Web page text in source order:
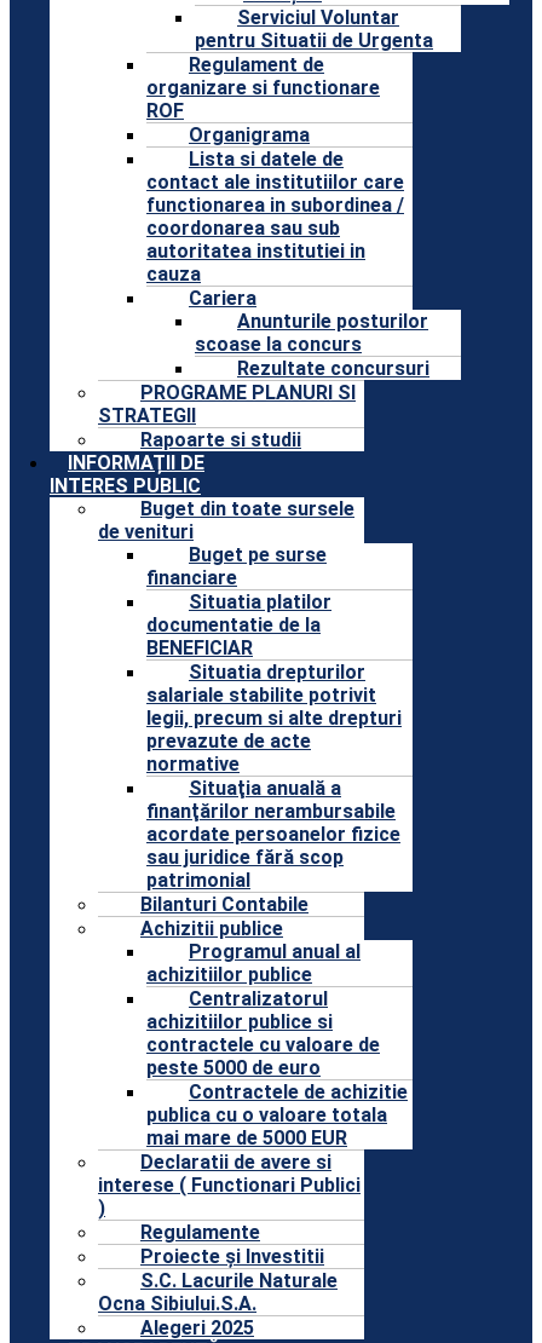
Serviciul Voluntar
pentru Situatii de Urgenta
Regulament de
organizare si functionare
ROF
Organigrama
Lista si datele de
contact ale institutiilor care
functionarea in subordinea /
coordonarea sau sub
autoritatea institutiei in
cauza
Cariera
Anunturile posturilor
scoase la concurs
Rezultate concursuri
PROGRAME PLANURI SI
STRATEGII
Rapoarte si studii
INFORMAȚII DE
INTERES PUBLIC
Buget din toate sursele
de venituri
Buget pe surse
financiare
Situatia platilor
documentatie de la
BENEFICIAR
Situatia drepturilor
salariale stabilite potrivit
legii, precum si alte drepturi
prevazute de acte
normative
Situaţia anuală a
finanţărilor nerambursabile
acordate persoanelor fizice
sau juridice fără scop
patrimonial
Bilanturi Contabile
Achizitii publice
Programul anual al
achizitiilor publice
Centralizatorul
achizitiilor publice si
contractele cu valoare de
peste 5000 de euro
Contractele de achizitie
publica cu o valoare totala
mai mare de 5000 EUR
Declaratii de avere si
interese ( Functionari Publici
)
Regulamente
Proiecte și Investitii
S.C. Lacurile Naturale
Ocna Sibiului.S.A.
Alegeri 2025